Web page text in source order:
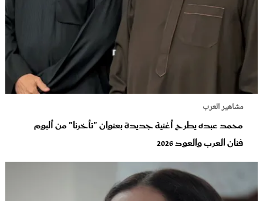
مشاهير العرب
محمد عبده يطرح أغنية جديدة بعنوان "تأخرنا" من ألبوم
فنان العرب والعود‬ 2026